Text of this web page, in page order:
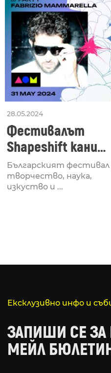
28.05.2024
Фестивалът
Shapeshift кани
Fabrizio
за откриването
Българският фестивал
творчество, наука,
изкуство и ...
Ексклузивно инфо и
ЗАПИШИ СЕ
МЕЙЛ